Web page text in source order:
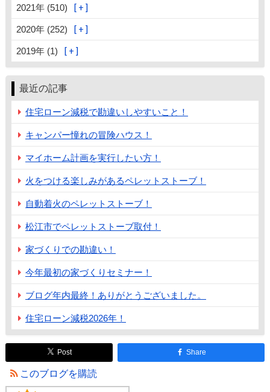
2021年 (510)
2020年 (252)
2019年 (1)
最近の記事
住宅ローン減税で勘違いしやすいこと！
キャンパー憧れの冒険ハウス！
マイホーム計画を実行したい方！
火をつける楽しみがあるペレットストーブ！
自動着火のペレットストーブ！
松江市でペレットストーブ取付！
家づくりでの勘違い！
今年最初の家づくりセミナー！
ブログ年内最終！ありがとうございました。
住宅ローン減税2026年！
Post Share
このブログを購読